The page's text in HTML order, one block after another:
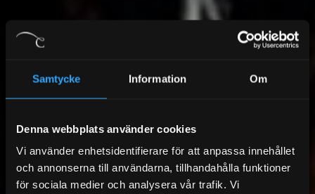
Samtycke Information Om
Denna webbplats använder cookies
Vi använder enhetsidentifierare för att anpassa innehållet
och annonserna till användarna, tillhandahålla funktioner
för sociala medier och analysera vår trafik. Vi